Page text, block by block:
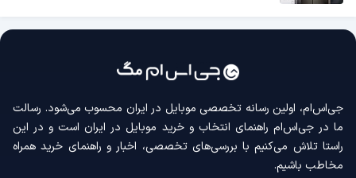
جی‌اس‌ام، اولین رسانه‌ تخصصی موبایل در ایران محسوب می‌شود. رسالت
ما در جی‌اس‌ام راهنمای انتخاب و خرید موبایل در ایران است و در این
راستا تلاش می‌کنیم با بررسی‌های تخصصی، اخبار و راهنمای خرید همراه
مخاطب باشیم.